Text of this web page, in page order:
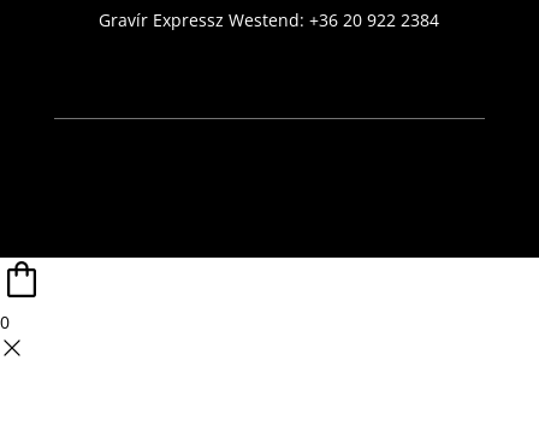
Gravír Expressz Westend:+36 20 922 2384
0